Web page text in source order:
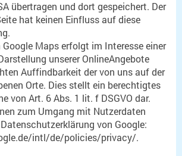
übertragen und dort gespeichert. Der
hat keinen Einfluss auf diese
Maps erfolgt im Interesse einer
unserer OnlineAngebote
Auffindbarkeit der von uns auf der
Orte. Dies stellt ein berechtigtes
von Art. 6 Abs. 1 lit. f DSGVO dar.
zum Umgang mit Nutzerdaten
von Google:
intl/de/policies/privacy/.